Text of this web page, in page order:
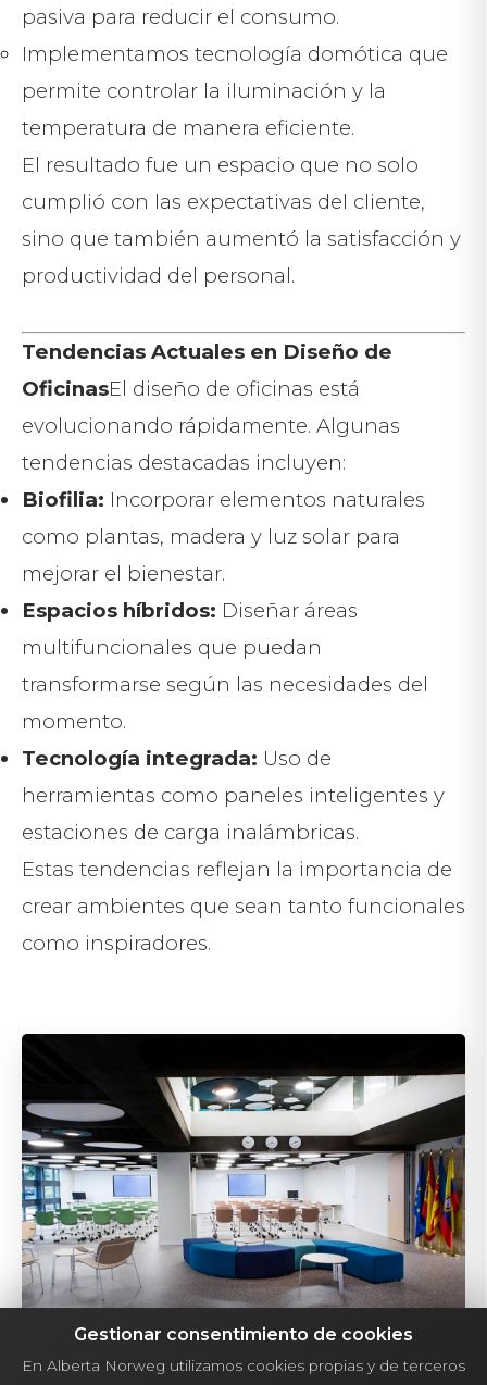
pasiva para reducir el consumo.
Implementamos tecnología domótica que
permite controlar la iluminación y la
temperatura de manera eficiente.
El resultado fue un espacio que no solo
cumplió con las expectativas del cliente,
sino que también aumentó la satisfacción y
productividad del personal.
Tendencias Actuales en Diseño de
OficinasEl diseño de oficinas está
evolucionando rápidamente. Algunas
tendencias destacadas incluyen:
Biofilia: Incorporar elementos naturales
como plantas, madera y luz solar para
mejorar el bienestar.
Espacios híbridos: Diseñar áreas
multifuncionales que puedan
transformarse según las necesidades del
momento.
Tecnología integrada: Uso de
herramientas como paneles inteligentes y
estaciones de carga inalámbricas.
Estas tendencias reflejan la importancia de
crear ambientes que sean tanto funcionales
como inspiradores.
Gestionar consentimiento de cookies
En Alberta Norweg utilizamos cookies propias y de terceros